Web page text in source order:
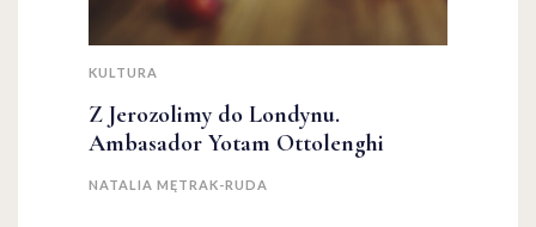
KULTURA
Z Jerozolimy do Londynu.
Ambasador Yotam Ottolenghi
NATALIA MĘTRAK-RUDA